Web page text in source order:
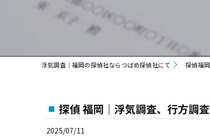
浮気調査｜福岡の探偵社ならつばめ探偵社にて 探偵福
探偵 福岡｜浮気調査、行方調
2025/07/11